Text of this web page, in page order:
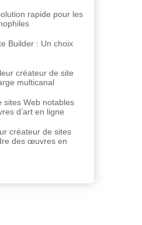
rapide pour les
Builder : Un choix
créateur de site
multicanal
sites Web notables
d’art en ligne
créateur de sites
des œuvres en